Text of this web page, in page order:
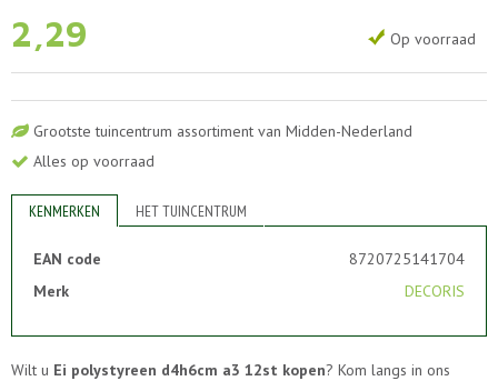
2,29 Op voorraad
Grootste tuincentrum assortiment van Midden-Nederland
Alles op voorraad
KENMERKEN HET TUINCENTRUM
EAN code
8720725141704
Merk
DECORIS
Wilt u Ei polystyreen d4h6cm a3 12st kopen? Kom langs in ons